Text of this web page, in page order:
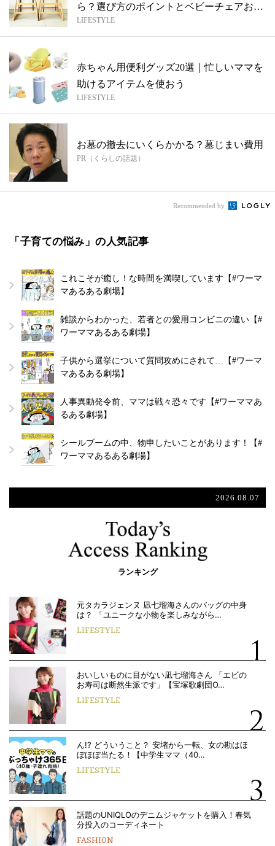
ら？選び方のポイントとベビーチェアおす
すめ9...
LIFESTYLE
赤ちゃん用便利グッズ20選｜忙しいママを
助けるアイテムを使おう
LIFESTYLE
お墓の撤去にいくらかかる？墓じまい費用
PR（くらしの話題）
Recommended by
「子育ての悩み」の人気記事
これこそが癒し！な時間を満喫しています【#ワーマ
マあるある劇場】
雑談からわかった、若者との愛用コンビニの違い【#
ワーママあるある劇場】
子供から選挙について質問攻めにされて…【#ワーマ
マあるある劇場】
人事異動発令前、ママは戦々恐々です【#ワーママあ
るある劇場】
シールブームの中、物申したいことがあります！【#
ワーママあるある劇場】
2026.08.07
ランキング
元タカラジェンヌ 凪七瑠海さんのバッグの中身
は？ 「ユニークな小物を楽しみながら…
LIFESTYLE
おいしいものに目がない凪七瑠海さん 「エビの
お寿司は断然生派です」【宝塚歌劇団O…
LIFESTYLE
ん!? どういうこと？ 安堵から一転、女の勘はほ
ぼほぼ当たる！【中学生ママ（40…
LIFESTYLE
話題のUNIQLOのデニムジャケットを購入！春気
分投入のコーディネート
FASHION